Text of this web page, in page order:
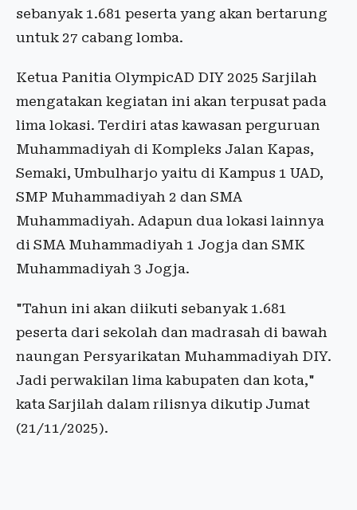
sebanyak 1.681 peserta yang akan bertarung
untuk 27 cabang lomba.
Ketua Panitia OlympicAD DIY 2025 Sarjilah
mengatakan kegiatan ini akan terpusat pada
lima lokasi. Terdiri atas kawasan perguruan
Muhammadiyah di Kompleks Jalan Kapas,
Semaki, Umbulharjo yaitu di Kampus 1 UAD,
SMP Muhammadiyah 2 dan SMA
Muhammadiyah. Adapun dua lokasi lainnya
di SMA Muhammadiyah 1 Jogja dan SMK
Muhammadiyah 3 Jogja.
"Tahun ini akan diikuti sebanyak 1.681
peserta dari sekolah dan madrasah di bawah
naungan Persyarikatan Muhammadiyah DIY.
Jadi perwakilan lima kabupaten dan kota,"
kata Sarjilah dalam rilisnya dikutip Jumat
(21/11/2025).